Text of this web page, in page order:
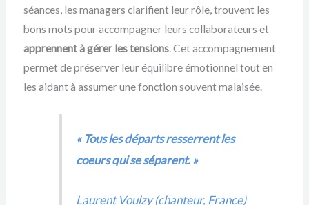
séances, les managers clarifient leur rôle, trouvent les
bons mots pour accompagner leurs collaborateurs et
apprennent à gérer les tensions. Cet accompagnement
permet de préserver leur équilibre émotionnel tout en
les aidant à assumer une fonction souvent malaisée.
« Tous les départs resserrent les
coeurs qui se séparent. »
Laurent Voulzy (chanteur, France)